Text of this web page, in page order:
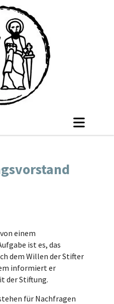
einem
ist es, das
dem Willen der Stifter
informiert er
der Stiftung.
für Nachfragen